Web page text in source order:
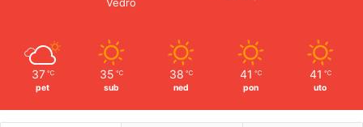
37 ℃
pet
35 ℃
sub
38 ℃
ned
41 ℃
pon
41 ℃
uto